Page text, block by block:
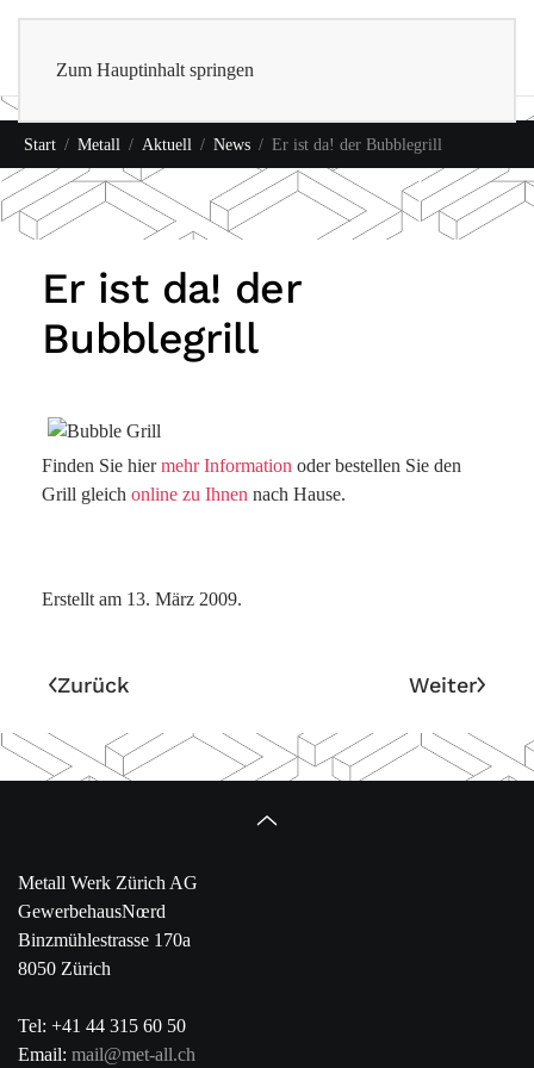
Zum Hauptinhalt springen
Start Metall Aktuell News Er ist da! der Bubblegrill
Er ist da! der
Bubblegrill
Finden Sie hiermehr Information oder bestellen Sie den
Grill gleich online zu Ihnen nach Hause.
Erstellt am 13. März 2009.
Zurück Weiter
Metall Werk Zürich AG
GewerbehausNœrd
Binzmühlestrasse 170a
8050 Zürich
Tel: +41 44 315 60 50
Email: mail@met-all.ch